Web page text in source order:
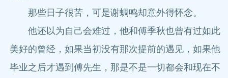
那些日子很苦，可是谢蜩鸣却意外得怀念。
他还以为自己会难过，他和傅季秋也曾有过如此
美好的曾经，如果当初没有那次提前的遇见，如果他
毕业之后才遇到傅先生，那是不是一切都会和现在不